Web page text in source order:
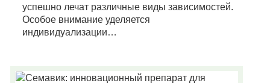
успешно лечат различные виды зависимостей.
Особое внимание уделяется
индивидуализации…